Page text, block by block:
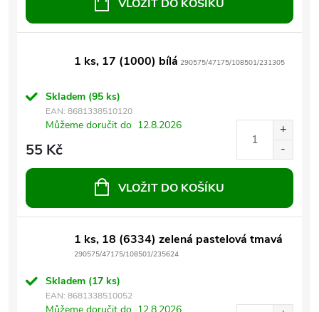
VLOŽIT DO KOŠÍKU
1 ks, 17 (1000) bílá 290575/47175/108501/231305
Skladem (95 ks)
EAN: 8681338510120
Můžeme doručit do 12.8.2026
55 Kč
VLOŽIT DO KOŠÍKU
1 ks, 18 (6334) zelená pastelová tmavá
290575/47175/108501/235624
Skladem (17 ks)
EAN: 8681338510052
Můžeme doručit do 12.8.2026